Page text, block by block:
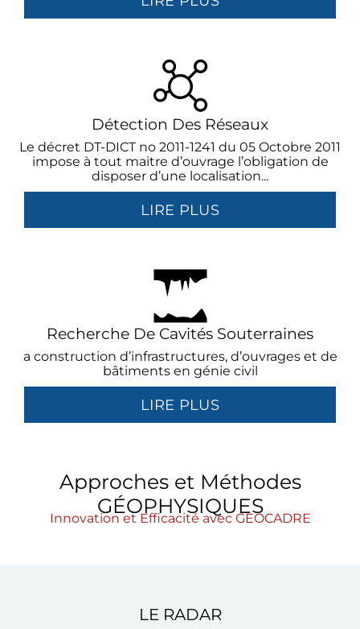
Détection Des Réseaux
Le décret DT-DICT no 2011-1241 du 05 Octobre 2011
impose à tout maitre d’ouvrage l’obligation de
disposer d’une localisation...
LIRE PLUS
Recherche De Cavités Souterraines
a construction d’infrastructures, d’ouvrages et de
bâtiments en génie civil
LIRE PLUS
Approches et Méthodes
GÉOPHYSIQUES
Innovation et Efficacité avec GEOCADRE
LE RADAR